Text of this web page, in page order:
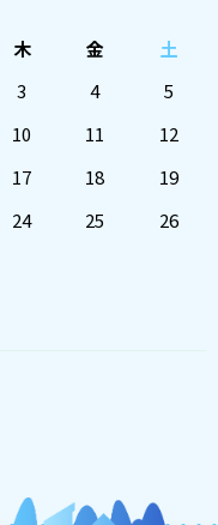
木 金
土
3 4
5
10 11
12
17 18
19
24 25
26